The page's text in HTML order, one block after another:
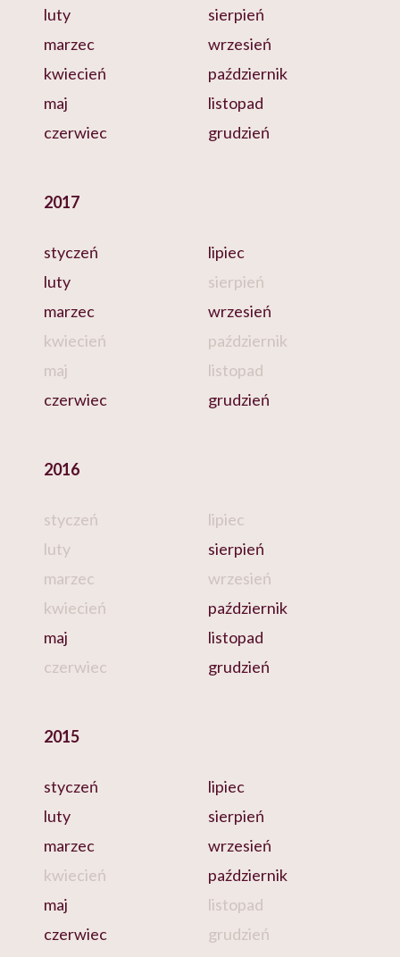
luty
marzec
kwiecień
maj
czerwiec
sierpień
wrzesień
październik
listopad
grudzień
2017
styczeń
luty
marzec
kwiecień
maj
czerwiec
lipiec
sierpień
wrzesień
październik
listopad
grudzień
2016
styczeń
luty
marzec
kwiecień
maj
czerwiec
lipiec
sierpień
wrzesień
październik
listopad
grudzień
2015
styczeń
luty
marzec
kwiecień
maj
czerwiec
lipiec
sierpień
wrzesień
październik
listopad
grudzień